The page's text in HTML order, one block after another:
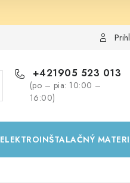
+421905 523 013
(po – pia: 10:00 –
16:00)
ELEKTROINŠTALAČNÝ